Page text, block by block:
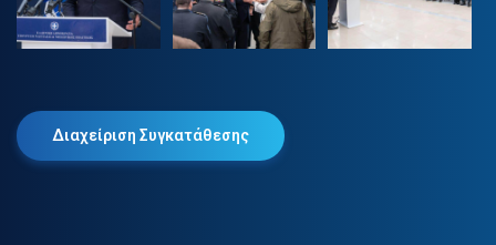
Διαχείριση Συγκατάθεσης